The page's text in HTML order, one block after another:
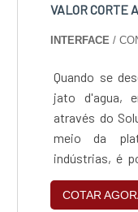
VALOR CORTE
INTERFACE /
Quando se
jato d'agua,
através do
meio da
indústrias, é
qualidade e
lugar é aqui!
COTAR